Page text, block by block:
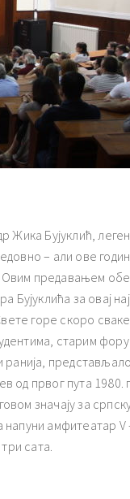
Жика Бујуклић,
– али ове
предавањем
за овај
горе скоро
старим
од првог пута
значају за
амфитеатар V
сата.